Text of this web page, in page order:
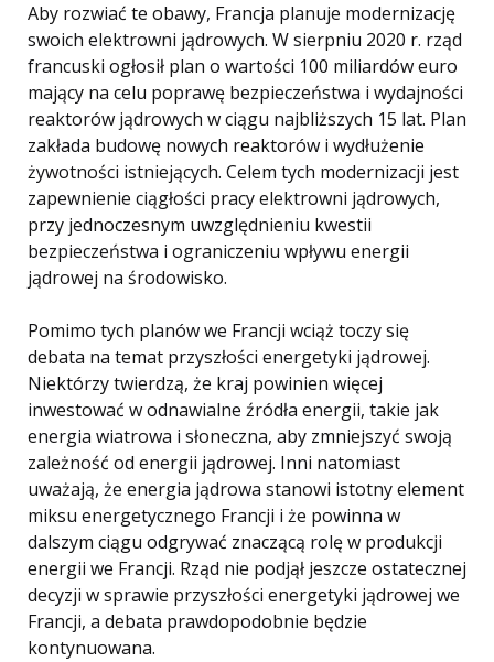
Aby rozwiać te obawy, Francja planuje modernizację
swoich elektrowni jądrowych. W sierpniu 2020 r. rząd
francuski ogłosił plan o wartości 100 miliardów euro
mający na celu poprawę bezpieczeństwa i wydajności
reaktorów jądrowych w ciągu najbliższych 15 lat. Plan
zakłada budowę nowych reaktorów i wydłużenie
żywotności istniejących. Celem tych modernizacji jest
zapewnienie ciągłości pracy elektrowni jądrowych,
przy jednoczesnym uwzględnieniu kwestii
bezpieczeństwa i ograniczeniu wpływu energii
jądrowej na środowisko.
Pomimo tych planów we Francji wciąż toczy się
debata na temat przyszłości energetyki jądrowej.
Niektórzy twierdzą, że kraj powinien więcej
inwestować w odnawialne źródła energii, takie jak
energia wiatrowa i słoneczna, aby zmniejszyć swoją
zależność od energii jądrowej. Inni natomiast
uważają, że energia jądrowa stanowi istotny element
miksu energetycznego Francji i że powinna w
dalszym ciągu odgrywać znaczącą rolę w produkcji
energii we Francji. Rząd nie podjął jeszcze ostatecznej
decyzji w sprawie przyszłości energetyki jądrowej we
Francji, a debata prawdopodobnie będzie
kontynuowana.